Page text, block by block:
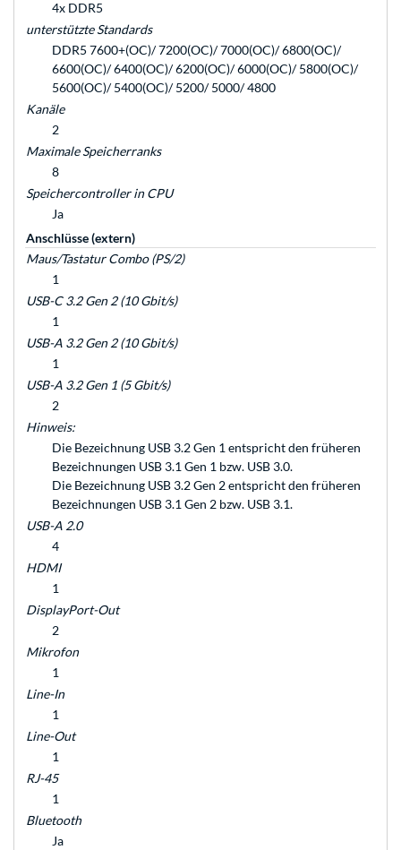
4x DDR5
unterstützte Standards
DDR5 7600+(OC)/ 7200(OC)/ 7000(OC)/ 6800(OC)/
6600(OC)/ 6400(OC)/ 6200(OC)/ 6000(OC)/ 5800(OC)/
5600(OC)/ 5400(OC)/ 5200/ 5000/ 4800
Kanäle
2
Maximale Speicherranks
8
Speichercontroller in CPU
Ja
Anschlüsse (extern)
Maus/Tastatur Combo (PS/2)
1
USB-C 3.2 Gen 2 (10 Gbit/s)
1
USB-A 3.2 Gen 2 (10 Gbit/s)
1
USB-A 3.2 Gen 1 (5 Gbit/s)
2
Hinweis:
Die Bezeichnung USB 3.2 Gen 1 entspricht den früheren
Bezeichnungen USB 3.1 Gen 1 bzw. USB 3.0.
Die Bezeichnung USB 3.2 Gen 2 entspricht den früheren
Bezeichnungen USB 3.1 Gen 2 bzw. USB 3.1.
USB-A 2.0
4
HDMI
1
DisplayPort-Out
2
Mikrofon
1
Line-In
1
Line-Out
1
RJ-45
1
Bluetooth
Ja